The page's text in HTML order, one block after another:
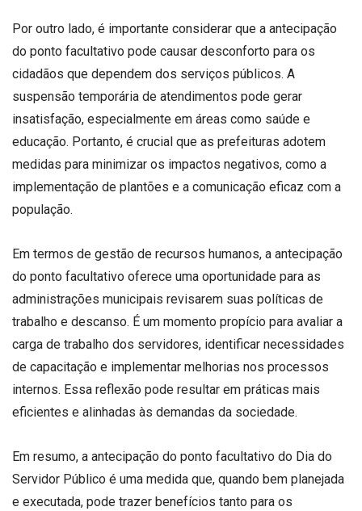
Por outro lado, é importante considerar que a antecipação
do ponto facultativo pode causar desconforto para os
cidadãos que dependem dos serviços públicos. A
suspensão temporária de atendimentos pode gerar
insatisfação, especialmente em áreas como saúde e
educação. Portanto, é crucial que as prefeituras adotem
medidas para minimizar os impactos negativos, como a
implementação de plantões e a comunicação eficaz com a
população.
Em termos de gestão de recursos humanos, a antecipação
do ponto facultativo oferece uma oportunidade para as
administrações municipais revisarem suas políticas de
trabalho e descanso. É um momento propício para avaliar a
carga de trabalho dos servidores, identificar necessidades
de capacitação e implementar melhorias nos processos
internos. Essa reflexão pode resultar em práticas mais
eficientes e alinhadas às demandas da sociedade.
Em resumo, a antecipação do ponto facultativo do Dia do
Servidor Público é uma medida que, quando bem planejada
e executada, pode trazer benefícios tanto para os